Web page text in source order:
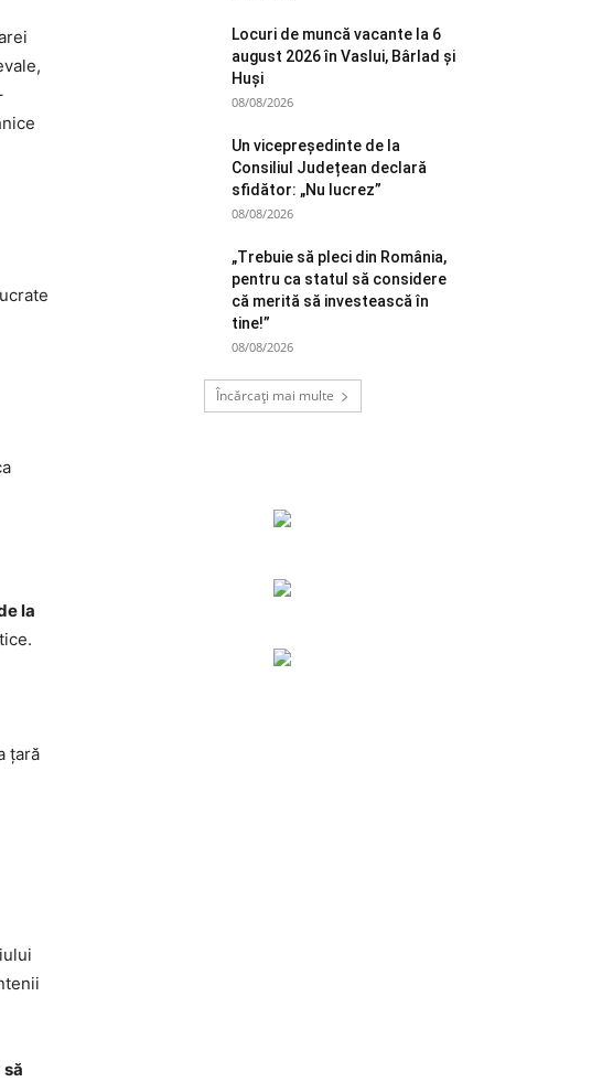
la
țară
Locuri de muncă vacante la 6
august 2026 în Vaslui, Bârlad și
Huși
08/08/2026
Un vicepreședinte de la
Consiliul Județean declară
sfidător: „Nu lucrez”
08/08/2026
„Trebuie să pleci din România,
pentru ca statul să considere
că merită să investească în
tine!”
08/08/2026
Încărcați mai multe